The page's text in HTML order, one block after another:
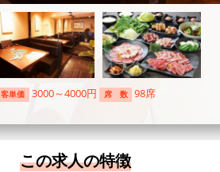
客単価 3000～4000円 席 数 98席
この求人の特徴